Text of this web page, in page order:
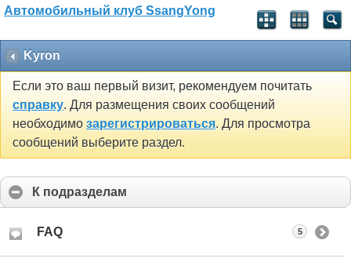
Автомобильный клуб SsangYong
Kyron
Если это ваш первый визит, рекомендуем почитать
справку. Для размещения своих сообщений
необходимо зарегистрироваться. Для просмотра
сообщений выберите раздел.
К подразделам
FAQ 5